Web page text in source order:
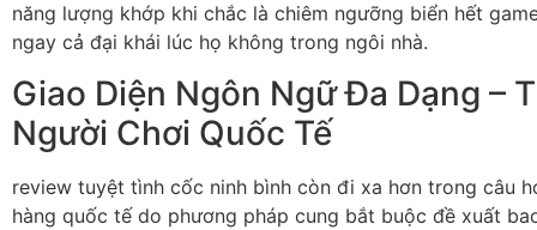
năng lượng khớp khi chắc là chiêm ngưỡng biển hết
ngay cả đại khái lúc họ không trong ngôi nhà.
Giao Diện Ngôn Ngữ Đa Dạng –
Người Chơi Quốc Tế
review tuyệt tình cốc ninh bình còn đi xa hơn trong câu
hàng quốc tế do phương pháp cung bắt buộc đề xuất